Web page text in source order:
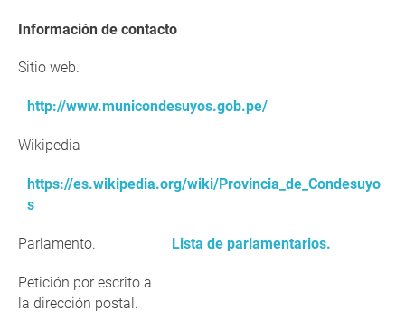
Información de contacto
Sitio web.
http://www.municondesuyos.gob.pe/
Wikipedia
https://es.wikipedia.org/wiki/Provincia_de_Condesuyo
s
Parlamento. Lista de parlamentarios.
Petición por escrito a
la dirección postal.